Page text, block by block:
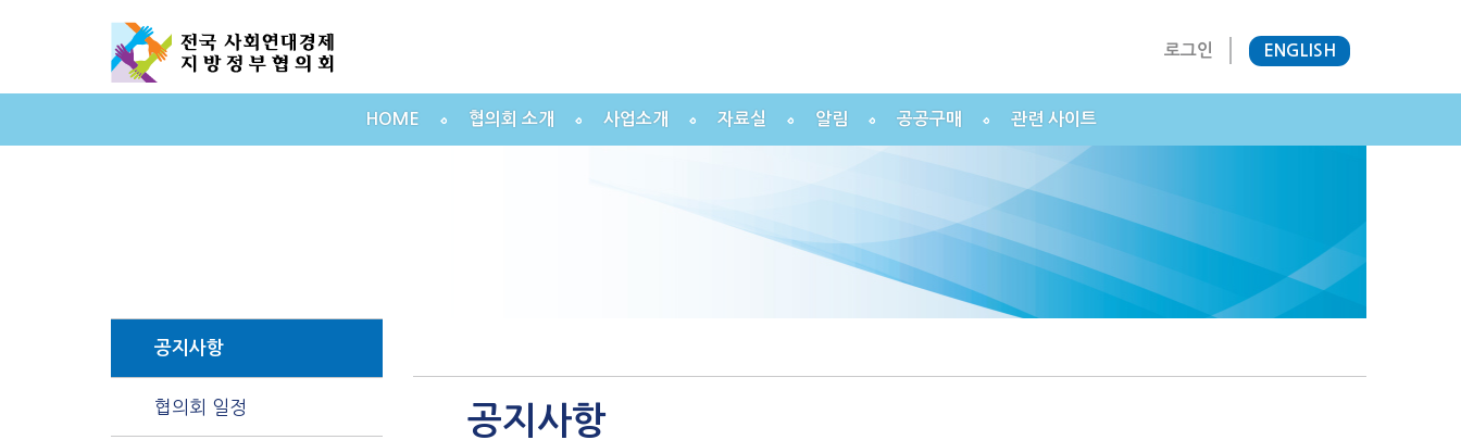
로그인 ENGLISH
HOME 협의회 소개 사업소개 자료실 알림 공공구매 관련 사이트
공지사항
협의회 일정 공지사항